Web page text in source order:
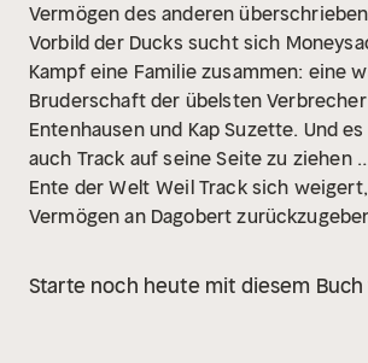
Vermögen des anderen
Vorbild der Ducks sucht sich
Kampf eine Familie zusammen: eine
Bruderschaft der übelsten
Entenhausen und Kap Suzette. Und
auch Track auf seine Seite zu ziehen
Ente der Welt Weil Track sich
Vermögen an Dagobert
Fluch auf ihn über: die Verfolgung
Starte noch heute mit diesem